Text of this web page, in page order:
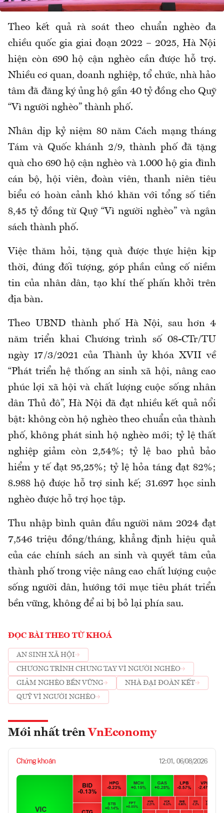
Theo kết quả rà soát theo chuẩn nghèo đa
chiều quốc gia giai đoạn 2022 – 2025, Hà Nội
hiện còn 690 hộ cận nghèo cần được hỗ trợ.
Nhiều cơ quan, doanh nghiệp, tổ chức, nhà hảo
tâm đã đăng ký ủng hộ gần 40 tỷ đồng cho Quỹ
“Vì người nghèo” thành phố.
Nhân dịp kỷ niệm 80 năm Cách mạng tháng
Tám và Quốc khánh 2/9, thành phố đã tặng
quà cho 690 hộ cận nghèo và 1.000 hộ gia đình
cán bộ, hội viên, đoàn viên, thanh niên tiêu
biểu có hoàn cảnh khó khăn với tổng số tiền
8,45 tỷ đồng từ Quỹ “Vì người nghèo” và ngân
sách thành phố.
Việc thăm hỏi, tặng quà được thực hiện kịp
thời, đúng đối tượng, góp phần củng cố niềm
tin của nhân dân, tạo khí thế phấn khởi trên
địa bàn.
Theo UBND thành phố Hà Nội, sau hơn 4
năm triển khai Chương trình số 08-CTr/TU
ngày 17/3/2021 của Thành ủy khóa XVII về
“Phát triển hệ thống an sinh xã hội, nâng cao
phúc lợi xã hội và chất lượng cuộc sống nhân
dân Thủ đô”, Hà Nội đã đạt nhiều kết quả nổi
bật: không còn hộ nghèo theo chuẩn của thành
phố, không phát sinh hộ nghèo mới; tỷ lệ thất
nghiệp giảm còn 2,54%; tỷ lệ bao phủ bảo
hiểm y tế đạt 95,25%; tỷ lệ hỏa táng đạt 82%;
8.988 hộ được hỗ trợ sinh kế; 31.697 học sinh
nghèo được hỗ trợ học tập.
Thu nhập bình quân đầu người năm 2024 đạt
7,546 triệu đồng/tháng, khẳng định hiệu quả
của các chính sách an sinh và quyết tâm của
thành phố trong việc nâng cao chất lượng cuộc
sống người dân, hướng tới mục tiêu phát triển
bền vững, không để ai bị bỏ lại phía sau.
ĐỌC BÀI THEO TỪ KHOÁ
AN SINH XÃ HỘI
CHƯƠNG TRÌNH CHUNG TAY VÌ NGƯỜI NGHÈO
GIẢM NGHÈO BỀN VỮNG
NHÀ ĐẠI ĐOÀN KẾT
QUỸ VÌ NGƯỜI NGHÈO
Mới nhất trên VnEconomy
Chứng khoán 12:01, 06/08/2026